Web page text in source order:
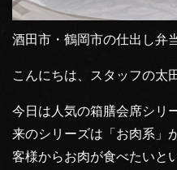
酒田市・鶴岡市の仕出し弁
こんにちは、スタッフの太
今日は人気の箱膳会席シリ
来のシリーズは「お肉系」
客様からお肉が食べたいと